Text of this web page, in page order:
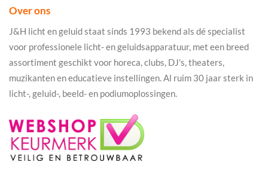
Over ons
J&H licht en geluid staat sinds 1993 bekend als dé specialist
voor professionele licht- en geluidsapparatuur, met een breed
assortiment geschikt voor horeca, clubs, DJ's, theaters,
muzikanten en educatieve instellingen. Al ruim 30 jaar sterk in
licht-, geluid-, beeld- en podiumoplossingen.